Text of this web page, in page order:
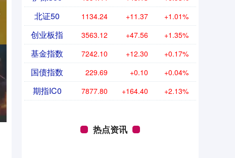
北证50 1134.24 +11.37 +1.01%
创业板指 3563.12 +47.56 +1.35%
基金指数 7242.10 +12.30 +0.17%
国债指数 229.69 +0.10 +0.04%
期指IC0 7877.80 +164.40 +2.13%
热点资讯